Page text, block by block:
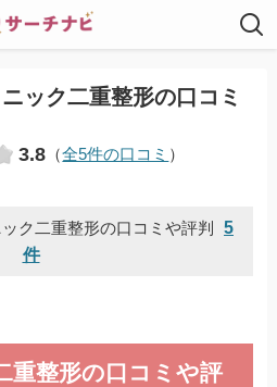
ック二重整形の口コミ
3.8 （全5件の口コミ ）
ク二重整形の口コミや評判
5
件
重整形の口コミや評